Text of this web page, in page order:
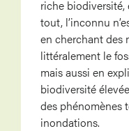
riche biodiversité,
tout, l’inconnu
en cherchant des
littéralement le
mais aussi en
biodiversité
des phénomènes
inondations.